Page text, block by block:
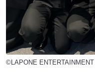
©LAPONE ENTERTAINMENT